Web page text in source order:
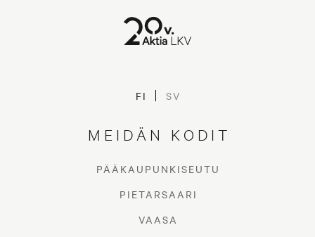
FI SV
MEIDÄN KODIT
PÄÄKAUPUNKISEUTU
PIETARSAARI
VAASA